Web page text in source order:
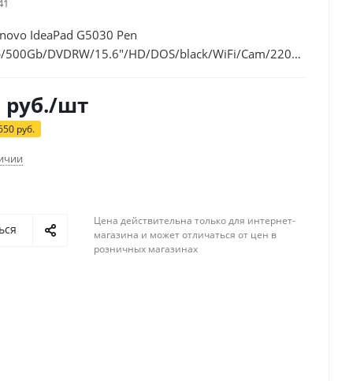
IdeaPad G5030 Pen
DVDRW/15.6"/HD/DOS/black/WiFi/Cam/2200mAh
руб./шт
руб.
Цена действительна только для интернет-
магазина и может отличаться от цен в
розничных магазинах